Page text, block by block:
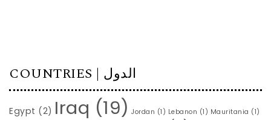
COUNTRIES | الدول
Egypt (2) Iraq (19) Jordan (1) Lebanon (1) Mauritania (1)